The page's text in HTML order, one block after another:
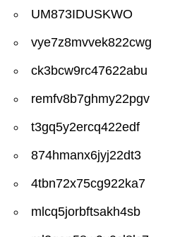
UM873IDUSKWO
vye7z8mvvek822cwg
ck3bcw9rc47622abu
remfv8b7ghmy22pgv
t3gq5y2ercq422edf
874hmanx6jyj22dt3
4tbn72x75cg922ka7
mlcq5jorbftsakh4sb